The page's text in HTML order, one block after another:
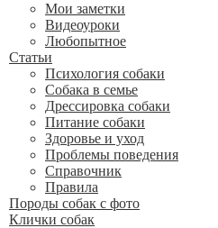
Мои заметки
Видеоуроки
Любопытное
Статьи
Психология собаки
Собака в семье
Дрессировка собаки
Питание собаки
Здоровье и уход
Проблемы поведения
Справочник
Правила
Породы собак с фото
Клички собак